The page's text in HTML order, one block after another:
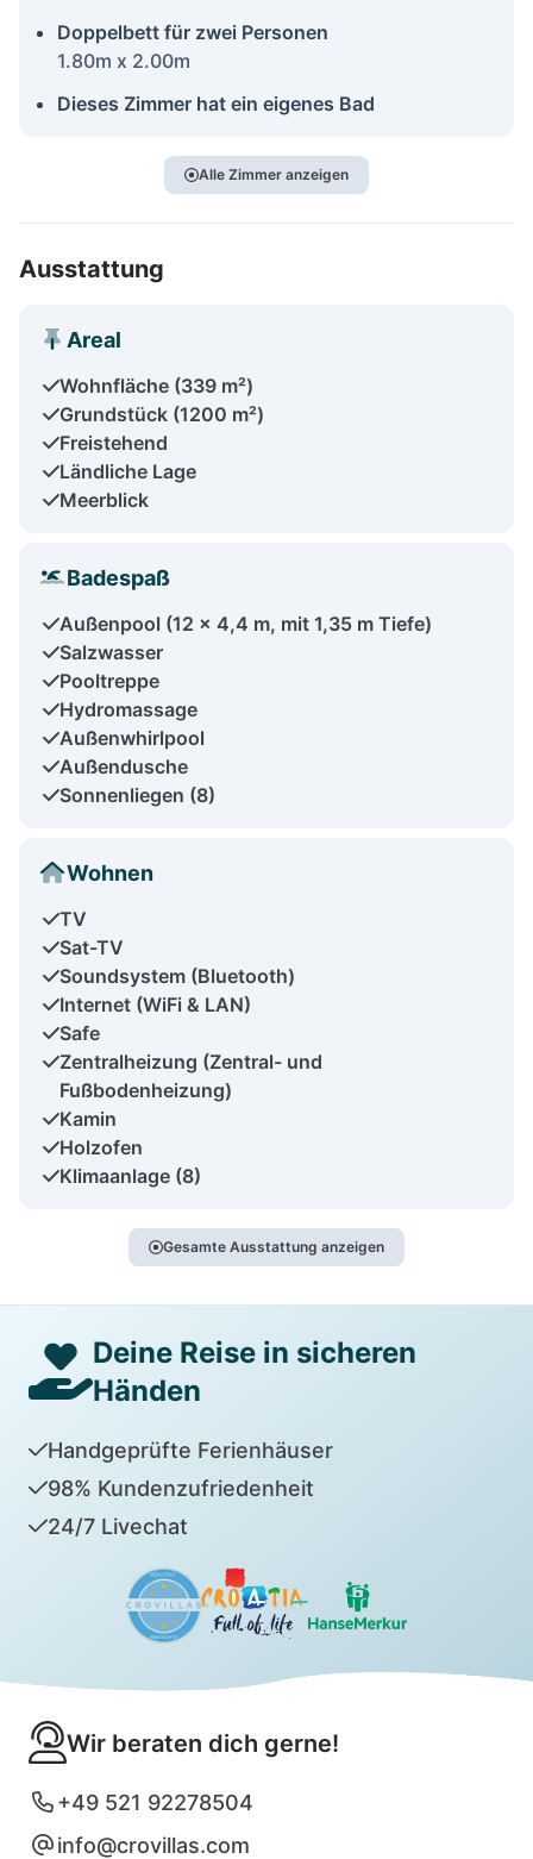
Doppelbett für zwei Personen
1.80m x 2.00m
Dieses Zimmer hat ein eigenes Bad
Alle Zimmer anzeigen
Ausstattung
Areal
Wohnfläche (339 m²)
Grundstück (1200 m²)
Freistehend
Ländliche Lage
Meerblick
Badespaß
Außenpool (12 x 4,4 m, mit 1,35 m Tiefe)
Salzwasser
Pooltreppe
Hydromassage
Außenwhirlpool
Außendusche
Sonnenliegen (8)
Wohnen
TV
Sat-TV
Soundsystem (Bluetooth)
Internet (WiFi & LAN)
Safe
Zentralheizung (Zentral- und
Fußbodenheizung)
Kamin
Holzofen
Klimaanlage (8)
Gesamte Ausstattung anzeigen
Deine Reise in sicheren
Händen
Handgeprüfte Ferienhäuser
98% Kundenzufriedenheit
24/7 Livechat
Wir beraten dich gerne!
+49 521 92278504
info@crovillas.com